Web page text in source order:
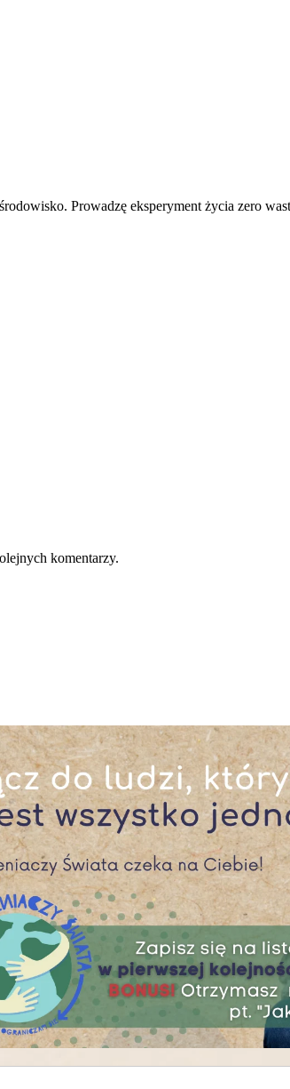
Prowadzę eksperyment życia zero
komentarzy.